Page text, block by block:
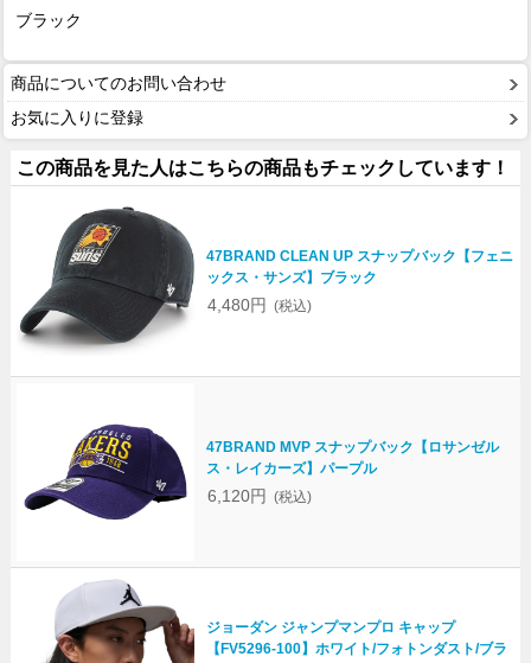
ブラック
商品についてのお問い合わせ
お気に入りに登録
この商品を見た人はこちらの商品もチェックしています！
47BRAND CLEAN UP スナップバック【フェニ
ックス・サンズ】ブラック
4,480円 (税込)
47BRAND MVP スナップバック【ロサンゼル
ス・レイカーズ】パープル
6,120円 (税込)
ジョーダン ジャンプマンプロ キャップ
【FV5296-100】ホワイト/フォトンダスト/ブラ